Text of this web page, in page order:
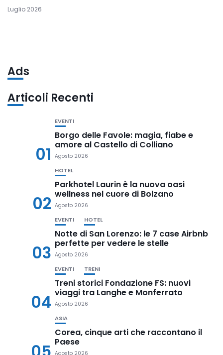
Luglio 2026
Ads
Articoli Recenti
01
EVENTI
Borgo delle Favole: magia, fiabe e
amore al Castello di Colliano
Agosto 2026
02
HOTEL
Parkhotel Laurin è la nuova oasi
wellness nel cuore di Bolzano
Agosto 2026
03
EVENTI HOTEL
Notte di San Lorenzo: le 7 case Airbnb
perfette per vedere le stelle
Agosto 2026
04
EVENTI TRENI
Treni storici Fondazione FS: nuovi
viaggi tra Langhe e Monferrato
Agosto 2026
ASIA
Corea, cinque arti che raccontano il
Paese
Agosto 2026